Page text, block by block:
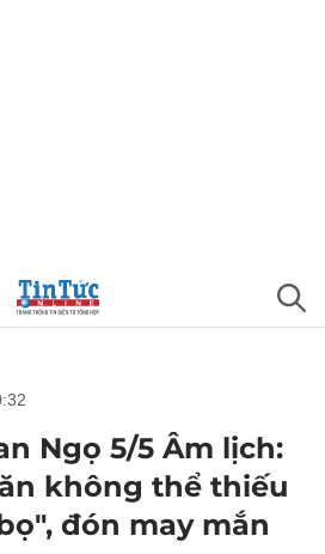
Ngọ 5/5 Âm lịch:
không thể thiếu
đón may mắn